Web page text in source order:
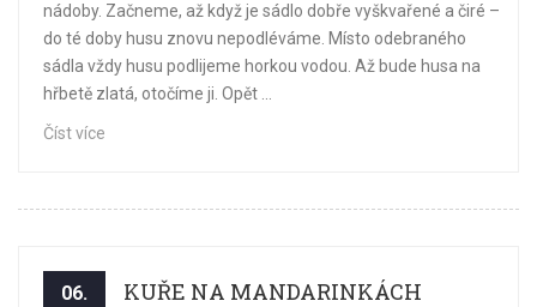
nádoby. Začneme, až když je sádlo dobře vyškvařené a čiré –
do té doby husu znovu nepodléváme. Místo odebraného
sádla vždy husu podlijeme horkou vodou. Až bude husa na
hřbetě zlatá, otočíme ji. Opět ...
Číst více
06. KUŘE NA MANDARINKÁCH